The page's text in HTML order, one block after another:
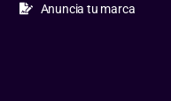
Anuncia tu marca